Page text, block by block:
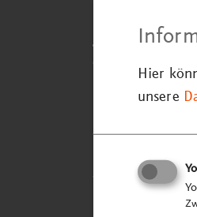
geschichte in
Das
der
Rahmen der
wird aufgrund
Hier
unsere